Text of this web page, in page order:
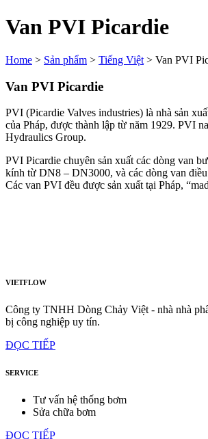
Van PVI Picardie
Home > Sản phẩm > Tiếng Việt > Van PVI
Van PVI Picardie
PVI (Picardie Valves industries) là nhà sản
của Pháp, được thành lập từ năm 1929. PVI
Hydraulics Group.
PVI Picardie chuyên sản xuất các dòng van
kính từ DN8 – DN3000, và các dòng van
Các van PVI đều được sản xuất tại Pháp,
VIETFLOW
Công ty TNHH Dòng Chảy Việt - nhà nhà
bị công nghiệp uy tín.
ĐỌC TIẾP
SERVICE
Tư vấn hệ thống bơm
Sửa chữa bơm
ĐỌC TIẾP